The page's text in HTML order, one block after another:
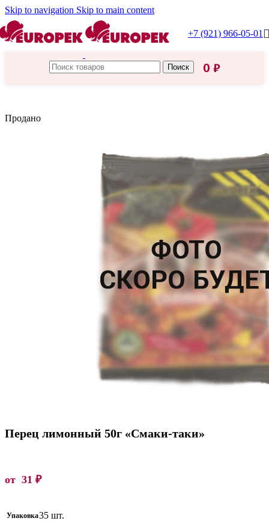
Skip to navigation Skip to main content
+7 (921) 966-05-01
Поиск 0 ₽
Продано
Перец лимонный 50г «Смаки-таки»
от 31 ₽
Упаковка35 шт.